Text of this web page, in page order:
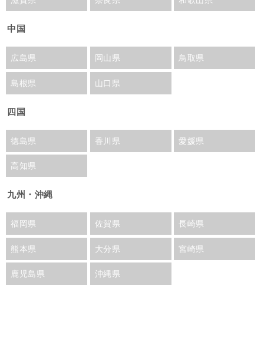
中国
広島県 岡山県 鳥取県
島根県 山口県
四国
徳島県 香川県 愛媛県
高知県
九州・沖縄
福岡県 佐賀県 長崎県
熊本県 大分県 宮崎県
鹿児島県 沖縄県